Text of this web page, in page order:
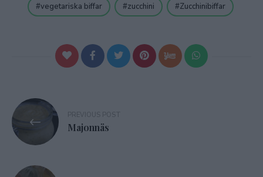
vegetariska biffar zucchini Zucchinibiffar
Inläggsnavigering
Majonnäs